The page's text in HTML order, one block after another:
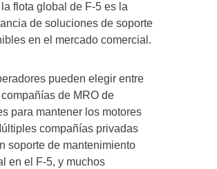
flota global de F-5 es la
de soluciones de soporte
en el mercado comercial.
pueden elegir entre
de MRO de
para mantener los motores
compañías privadas
soporte de mantenimiento
en el F-5, y muchos